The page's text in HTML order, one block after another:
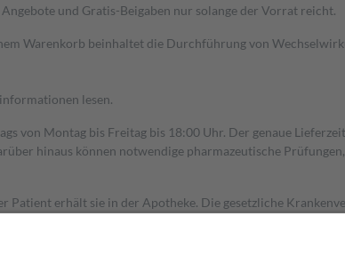
und Gratis-Beigaben nur solange der Vorrat reicht.
Warenkorb beinhaltet die Durchführung von
lesen.
von Montag bis Freitag bis 18:00 Uhr. Der genaue
hinaus können notwendige pharmazeutische
erhält sie in der Apotheke. Die gesetzliche